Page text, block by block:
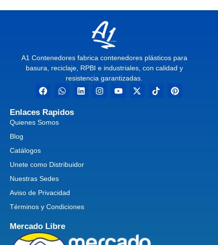
A1 Contenedores fabrica contenedores plásticos para
basura, reciclaje, RPBI e industriales, con calidad y
resistencia garantizadas.
Enlaces Rapidos
Quienes Somos
Blog
Catálogos
Unete como Distribuidor
Nuestras Sedes
Aviso de Privacidad
Términos y Condiciones
Mercado Libre